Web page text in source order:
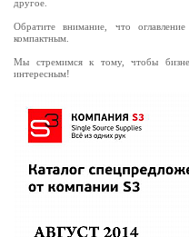
другое.
Обратите внимание, что
компактным.
Мы стремимся к тому, чтобы
интересным!